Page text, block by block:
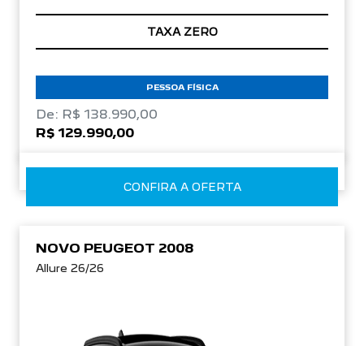
TAXA ZERO
PESSOA FÍSICA
De: R$ 138.990,00
R$ 129.990,00
CONFIRA A OFERTA
NOVO PEUGEOT 2008
Allure 26/26